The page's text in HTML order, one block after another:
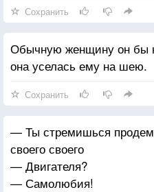
— Постарайся, чтобы я
классом.
Сохранить
Обычную женщину он бы
она уселась ему на шею.
Сохранить
— Ты стремишься
своего своего
— Двигателя?
— Самолюбия!